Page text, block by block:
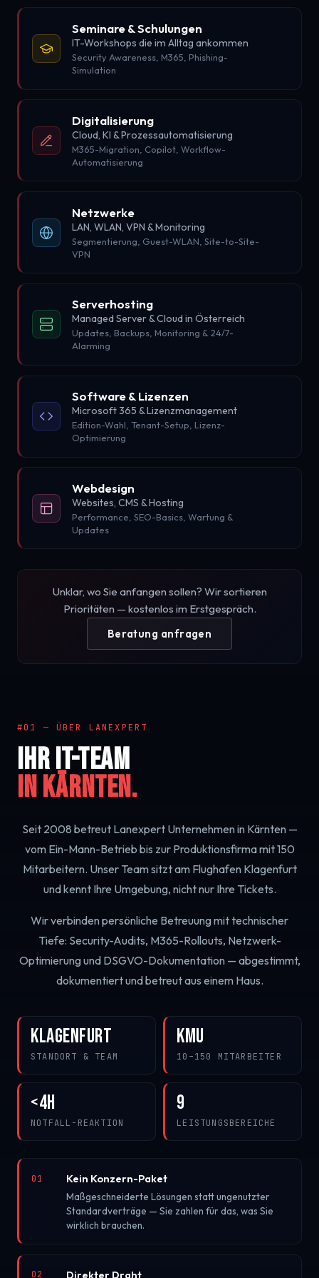
Seminare & Schulungen
IT-Workshops die im Alltag ankommen
Security Awareness, M365, Phishing-
Simulation
Digitalisierung
Cloud, KI & Prozessautomatisierung
M365-Migration, Copilot, Workflow-
Automatisierung
Netzwerke
LAN, WLAN, VPN & Monitoring
Segmentierung, Guest-WLAN, Site-to-Site-
VPN
Serverhosting
Managed Server & Cloud in Österreich
Updates, Backups, Monitoring & 24/7-
Alarming
Software & Lizenzen
Microsoft 365 & Lizenzmanagement
Edition-Wahl, Tenant-Setup, Lizenz-
Optimierung
Webdesign
Websites, CMS & Hosting
Performance, SEO-Basics, Wartung &
Updates
Unklar, wo Sie anfangen sollen? Wir sortieren
Prioritäten — kostenlos im Erstgespräch.
Beratung anfragen
#01 — ÜBER LANEXPERT
Ihr IT-Team
in Kärnten.
Seit 2008 betreut Lanexpert Unternehmen in Kärnten —
vom Ein-Mann-Betrieb bis zur Produktionsfirma mit 150
Mitarbeitern. Unser Team sitzt am Flughafen Klagenfurt
und kennt Ihre Umgebung, nicht nur Ihre Tickets.
Wir verbinden persönliche Betreuung mit technischer
Tiefe: Security-Audits, M365-Rollouts, Netzwerk-
Optimierung und DSGVO-Dokumentation — abgestimmt,
dokumentiert und betreut aus einem Haus.
Klagenfurt
STANDORT & TEAM
KMU
10–150 MITARBEITER
<4h
NOTFALL-REAKTION
9
LEISTUNGSBEREICHE
01 Kein Konzern-Paket
Maßgeschneiderte Lösungen statt ungenutzter
Standardverträge — Sie zahlen für das, was Sie
wirklich brauchen.
02 Direkter Draht